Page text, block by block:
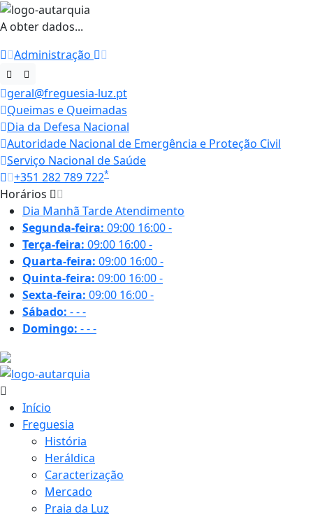
A obter dados...
Administração
geral@freguesia-luz.pt
Queimas e Queimadas
Dia da Defesa Nacional
Autoridade Nacional de Emergência e Proteção Civil
Serviço Nacional de Saúde
+351 282 789 722*
Horários
Dia Manhã TardeAtendimento
Segunda-feira: 09:00 16:00-
Terça-feira: 09:00 16:00-
Quarta-feira: 09:00 16:00-
Quinta-feira: 09:00 16:00-
Sexta-feira: 09:00 16:00-
Sábado: ---
Domingo: ---
Início
Freguesia
História
Heráldica
Caracterização
Mercado
Praia da Luz